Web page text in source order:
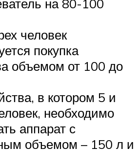
на 80-100
человек
покупка
объемом от 100 до
в котором 5 и
необходимо
аппарат с
объемом – 150 л и